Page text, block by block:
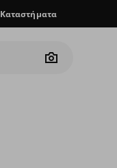
Καταστήματα
Camera